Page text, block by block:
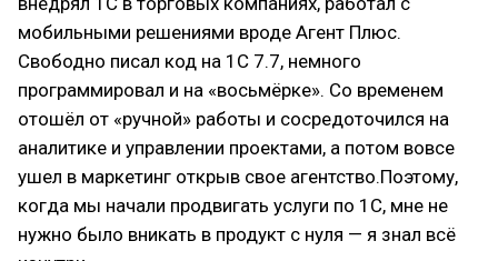
мобильными решениями вроде Агент Плюс.
Свободно писал код на 1С 7.7, немного
программировал и на «восьмёрке». Со временем
отошёл от «ручной» работы и сосредоточился на
аналитике и управлении проектами, а потом вовсе
ушел в маркетинг открыв свое агентство.Поэтому,
когда мы начали продвигать услуги по 1С, мне не
нужно было вникать в продукт с нуля — я знал всё